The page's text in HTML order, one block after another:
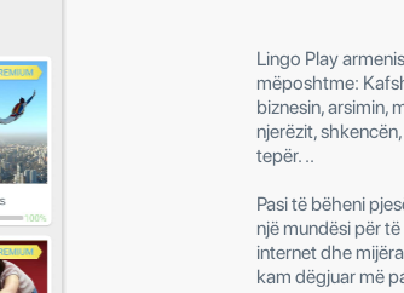
Lingo Play
mëposhtme:
biznesin, arsimin,
njerëzit,
tepër. ..
Pasi të bëheni
një mundësi për
internet dhe
kam dëgjuar më